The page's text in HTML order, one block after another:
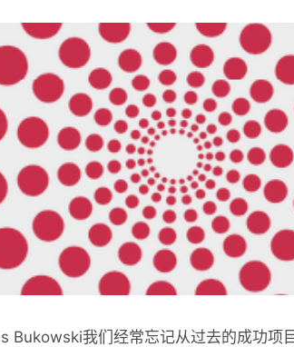
Azure
适用于私有云的 MinIO
OpenShift
SUSE Rancher
Tanzu
裸机版 MinIO
Linux 和 Windows
HDFS迁移
使用来自MinIO的高性能、Kubernetes本地的
对象存储，现代化并简化您的大数据存储基础
设施。
集成
浏览我们广泛的集成组合。
Bukowski我们经常忘记从过去的成功项